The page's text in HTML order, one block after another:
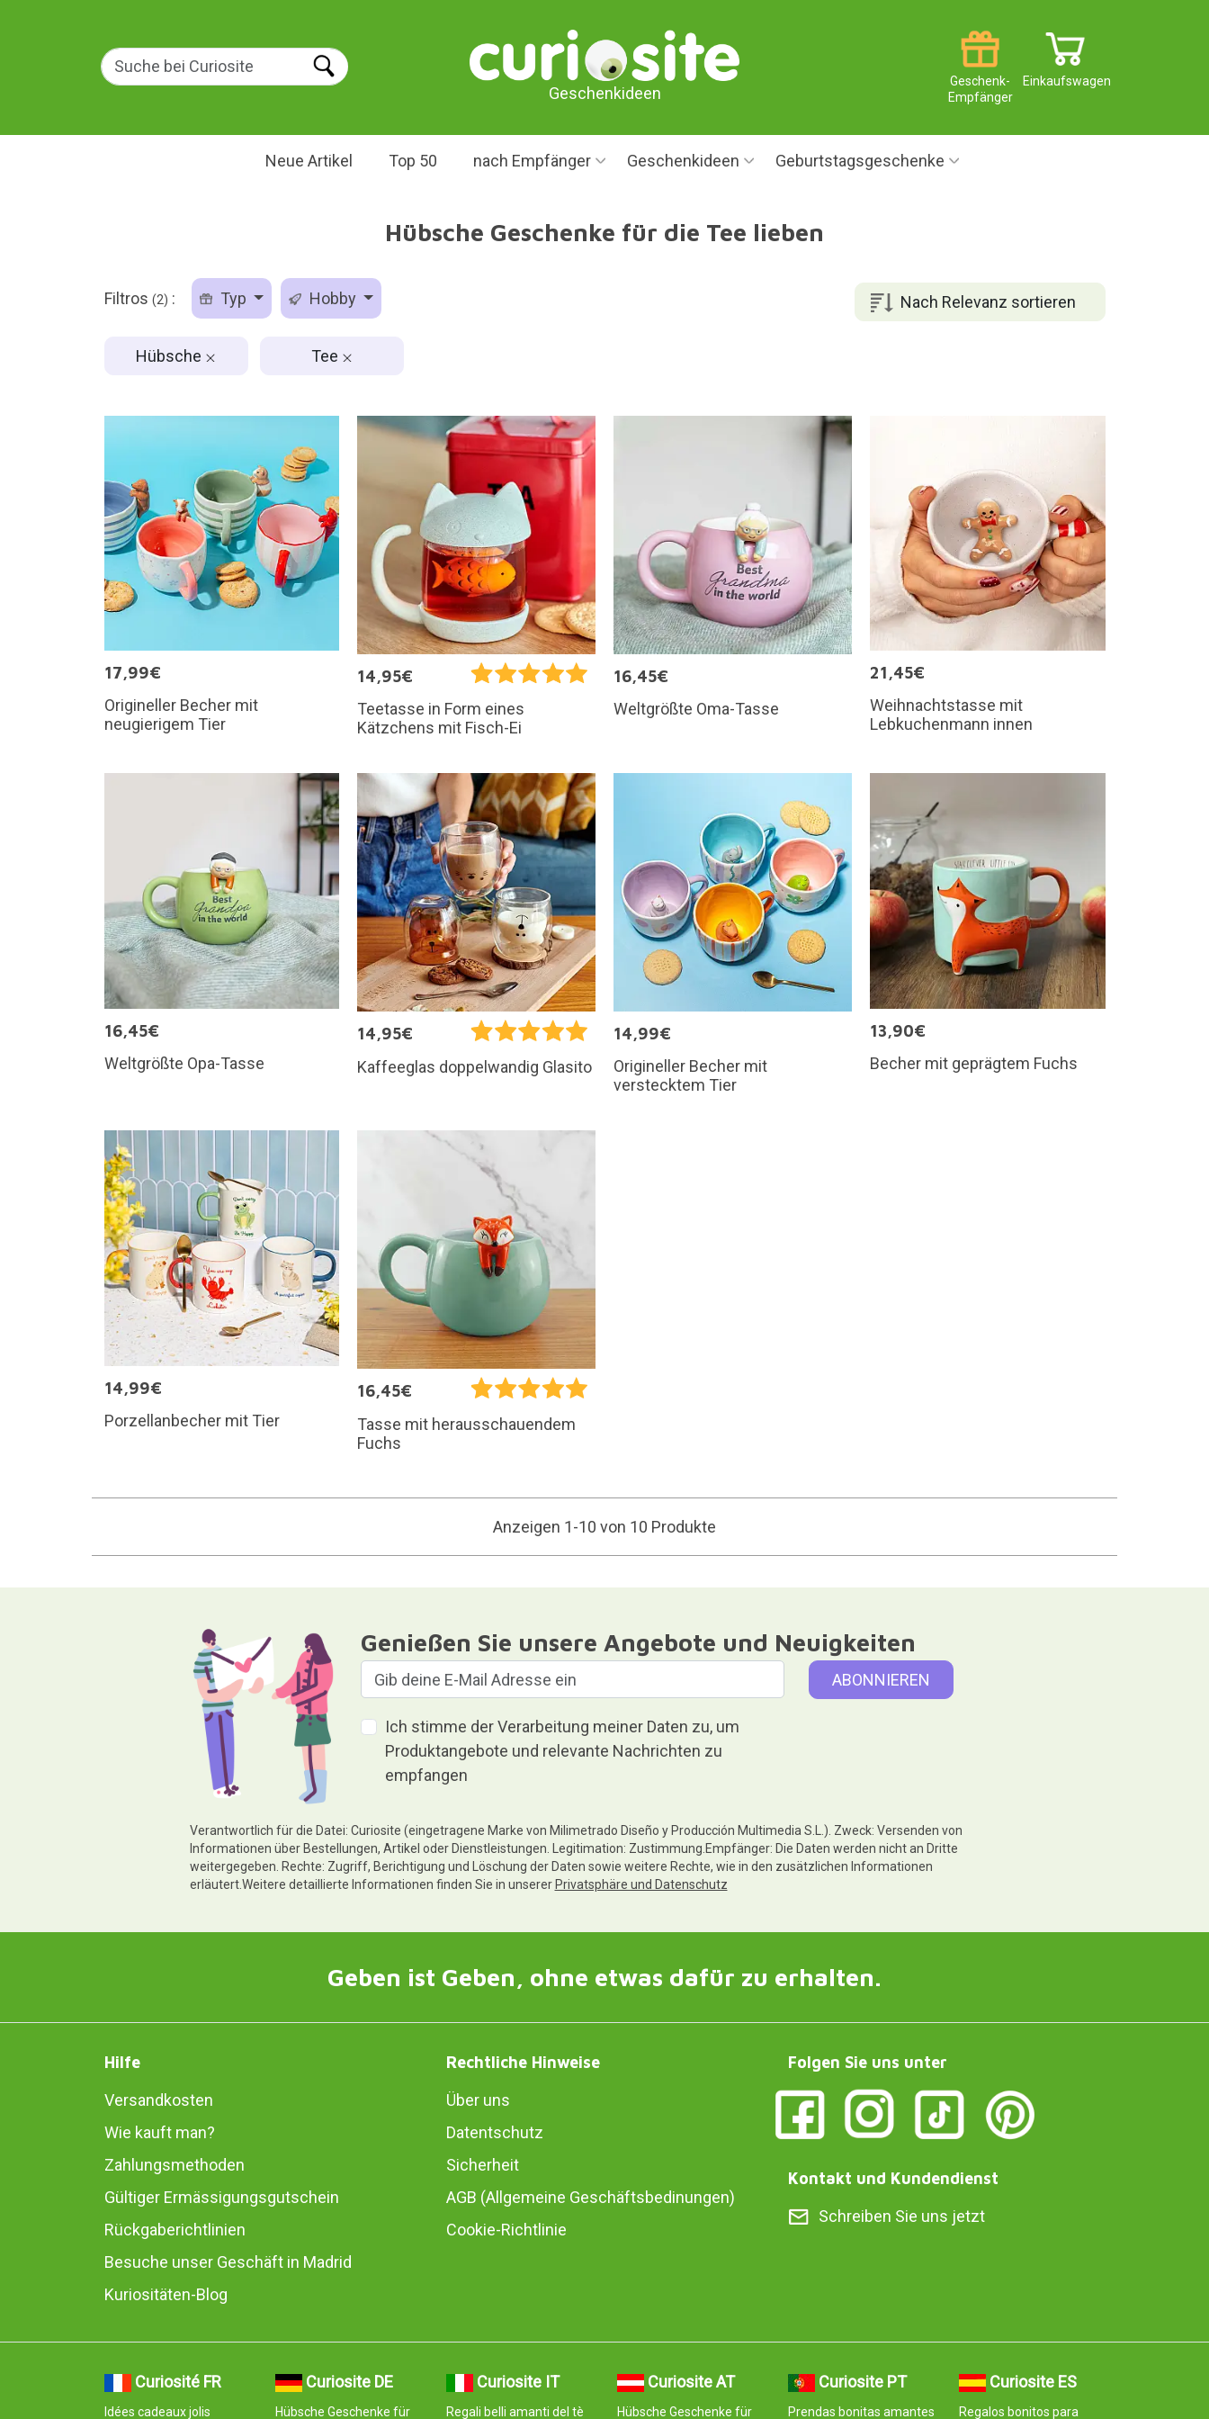
Geschenkideen
Einkaufswagen
Geschenk-
Empfänger
Neue Artikel Top 50 nach Empfänger Geschenkideen Geburtstagsgeschenke
Hübsche Geschenke für die Tee lieben
Nach Relevanz sortieren
Filtros (2) : Typ Hobby
Hübsche Tee
17,99€
Origineller Becher mit
neugierigem Tier
14,95€
Teetasse in Form eines
Kätzchens mit Fisch-Ei
16,45€
Weltgrößte Oma-Tasse
21,45€
Weihnachtstasse mit
Lebkuchenmann innen
16,45€
Weltgrößte Opa-Tasse
14,95€
Kaffeeglas doppelwandig Glasito
14,99€
Origineller Becher mit
verstecktem Tier
13,90€
Becher mit geprägtem Fuchs
14,99€
Porzellanbecher mit Tier
16,45€
Tasse mit herausschauendem
Fuchs
Anzeigen 1-10 von 10 Produkte
Genießen Sie unsere Angebote und Neuigkeiten
Ich stimme der Verarbeitung meiner Daten zu, um
Produktangebote und relevante Nachrichten zu
empfangen
Verantwortlich für die Datei: Curiosite (eingetragene Marke von Milimetrado Diseño y Producción Multimedia S.L.). Zweck: Versenden von
Informationen über Bestellungen, Artikel oder Dienstleistungen. Legitimation: Zustimmung.Empfänger: Die Daten werden nicht an Dritte
weitergegeben. Rechte: Zugriff, Berichtigung und Löschung der Daten sowie weitere Rechte, wie in den zusätzlichen Informationen
erläutert.Weitere detaillierte Informationen finden Sie in unsererPrivatsphäre und Datenschutz
Geben ist Geben, ohne etwas dafür zu erhalten.
Hilfe
Versandkosten
Wie kauft man?
Zahlungsmethoden
Gültiger Ermässigungsgutschein
Rückgaberichtlinien
Besuche unser Geschäft in Madrid
Kuriositäten-Blog
Rechtliche Hinweise
Über uns
Datentschutz
Sicherheit
AGB (Allgemeine Geschäftsbedinungen)
Cookie-Richtlinie
Folgen Sie uns unter
Kontakt und Kundendienst
Schreiben Sie uns jetzt
Curiosité FR
Idées cadeaux jolis
Curiosite DE
Hübsche Geschenke für
Curiosite IT
Regali belli amanti del tè
Curiosite AT
Hübsche Geschenke für
Curiosite PT
Prendas bonitas amantes
Curiosite ES
Regalos bonitos para